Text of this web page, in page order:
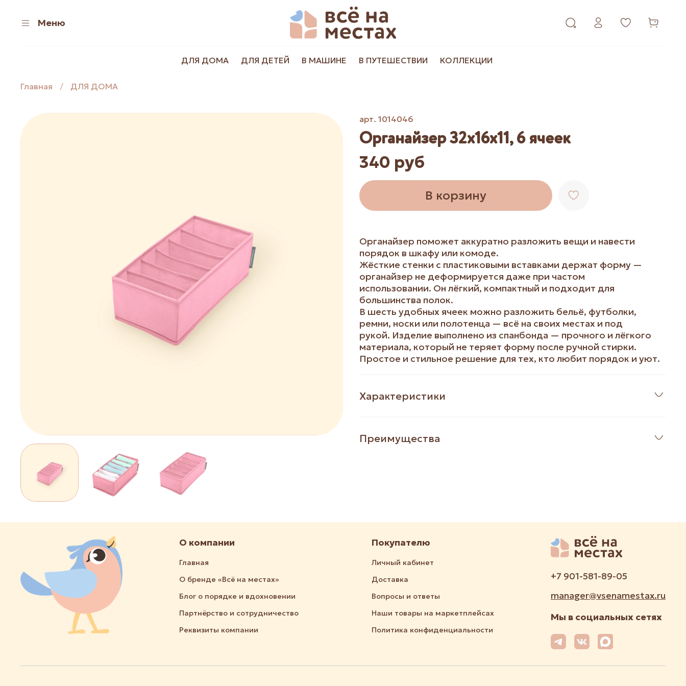
Меню
ДЛЯ ДОМА ДЛЯ ДЕТЕЙ В МАШИНЕ В ПУТЕШЕСТВИИ КОЛЛЕКЦИИ
Главная ДЛЯ ДОМА
арт.1014046
Органайзер 32х16х11, 6 ячеек
340 руб
В корзину
Органайзер поможет аккуратно разложить вещи и навести
порядок в шкафу или комоде.
Жёсткие стенки с пластиковыми вставками держат форму —
органайзер не деформируется даже при частом
использовании. Он лёгкий, компактный и подходит для
большинства полок.
В шесть удобных ячеек можно разложить бельё, футболки,
ремни, носки или полотенца — всё на своих местах и под
рукой. Изделие выполнено из спанбонда — прочного и лёгкого
материала, который не теряет форму после ручной стирки.
Простое и стильное решение для тех, кто любит порядок и уют.
Характеристики
Преимущества
О компании
Главная
О бренде «Всё на местах»
Блог о порядке и вдохновении
Партнёрство и сотрудничество
Реквизиты компании
Покупателю
Личный кабинет
Доставка
Вопросы и ответы
Наши товары на маркетплейсах
Политика конфиденциальности
+7 901-581-89-05
manager@vsenamestax.ru
Мы в социальных сетях